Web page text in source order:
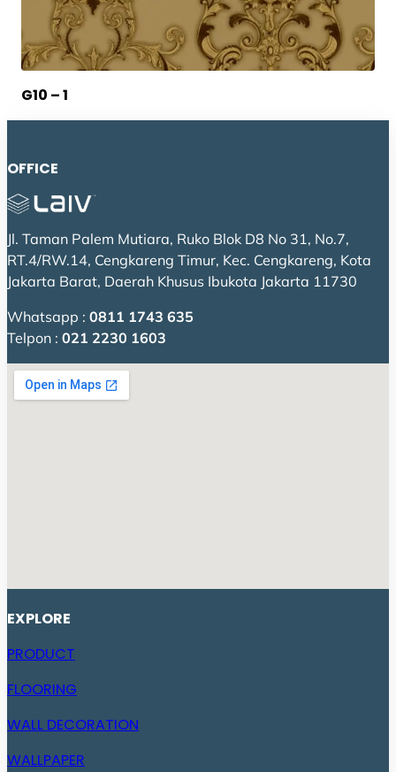
G10 – 1
OFFICE
Jl. Taman Palem Mutiara, Ruko Blok D8 No 31, No.7,
RT.4/RW.14, Cengkareng Timur, Kec. Cengkareng, Kota
Jakarta Barat, Daerah Khusus Ibukota Jakarta 11730
Whatsapp : 0811 1743 635
Telpon : 021 2230 1603
EXPLORE
PRODUCT
FLOORING
WALL DECORATION
WALLPAPER